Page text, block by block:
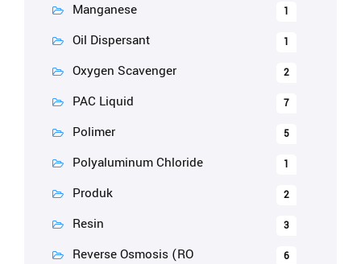
Manganese 1
Oil Dispersant 1
Oxygen Scavenger 2
PAC Liquid 7
Polimer 5
Polyaluminum Chloride 1
Produk 2
Resin 3
Reverse Osmosis (RO 6